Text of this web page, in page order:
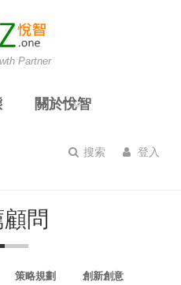
Partner
關於悅智
搜索 登入
問
策略規劃 創新創意